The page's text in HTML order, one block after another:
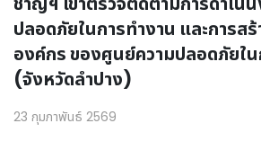
ปลอดภัยในการทำงาน และการสร้
องค์กร ของศูนย์ความปลอดภัยใน
(จังหวัดลำปาง)
23 กุมภาพันธ์ 2569